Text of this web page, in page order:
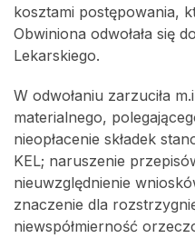
kosztami postępowania,
Obwiniona odwołała się
Lekarskiego.
W odwołaniu zarzuciła
materialnego,
nieopłacenie składek
KEL; naruszenie
nieuwzględnienie
znaczenie dla
niewspółmierność